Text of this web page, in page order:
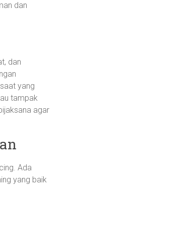
dan
dan
yang
tampak
agar
Ada
yang baik